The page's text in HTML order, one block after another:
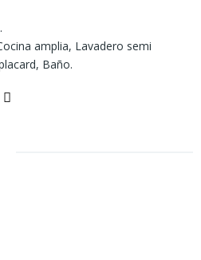
amplia, Lavadero semi
Baño.